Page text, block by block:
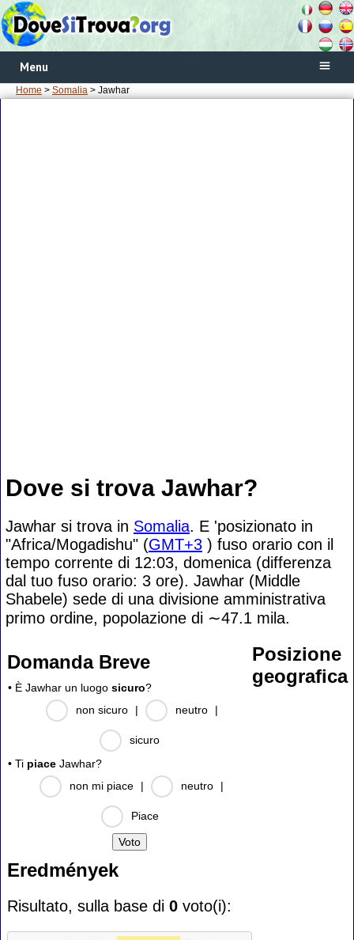
Menu
Home > Somalia > Jawhar
Dove si trova Jawhar?
Jawhar si trova in Somalia. E 'posizionato in
"Africa/Mogadishu" (GMT+3 ) fuso orario con il
tempo corrente di 12:03, domenica (differenza
dal tuo fuso orario: 3 ore). Jawhar (Middle
Shabele) sede di una divisione amministrativa
primo ordine, popolazione di ∼47.1 mila.
Domanda Breve
• È Jawhar un luogo sicuro?
non sicuro
| neutro |
sicuro
• Ti piace Jawhar?
non mi piace
| neutro |
Piace
Eredmények
Risultato, sulla base di 0 voto(i):
Posizione
geografica